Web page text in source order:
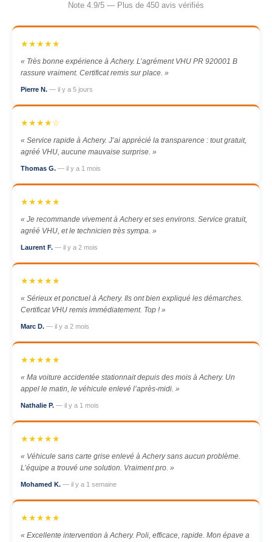
Note 4.9/5 — Plus de 450 avis vérifiés
★★★★★
« Très bonne expérience à Achery. L’agrément VHU PR 920001 B
rassure vraiment. Certificat remis sur place. »
Pierre N. — il y a 5 jours
★★★★☆
« Service rapide à Achery. J’ai apprécié la transparence : tout gratuit,
agréé VHU, aucune mauvaise surprise. »
Thomas G. — il y a 1 mois
★★★★★
« Je recommande vivement à Achery et ses environs. Service gratuit,
agréé VHU, et le technicien très sympa. »
Laurent F. — il y a 2 mois
★★★★★
« Sérieux et ponctuel à Achery. Ils ont bien expliqué les démarches.
Certificat VHU remis immédiatement. Top ! »
Marc D. — il y a 2 mois
★★★★★
« Ma voiture accidentée stationnait depuis des mois à Achery. Un
appel le matin, le véhicule enlevé l’après-midi. »
Nathalie P. — il y a 1 mois
★★★★★
« Véhicule sans carte grise enlevé à Achery sans aucun problème.
L’équipe a trouvé une solution. Vraiment pro. »
Mohamed K. — il y a 1 semaine
★★★★★
« Excellente intervention à Achery. Poli, efficace, rapide. Mon épave a